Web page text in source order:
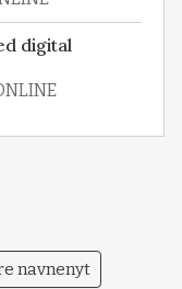
digital
navnenyt